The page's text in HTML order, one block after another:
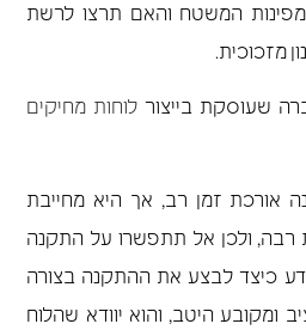
המשטח והאם תרצו לרשת
מזכוכית.
שעוסקת בייצור לוחות מחיקים
אורכת זמן רב, אך היא מחייבת
רבה, ולכן אל תתפשרו על התקנה
כיצד לבצע את ההתקנה בצורה
ומקובע היטב, והוא יוודא שהלוח